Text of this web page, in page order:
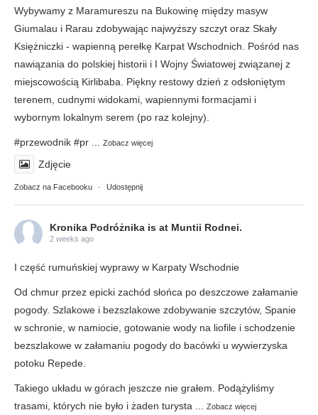
Wybywamy z Maramureszu na Bukowinę między masyw
Giumalau i Rarau zdobywając najwyższy szczyt oraz Skały
Księżniczki - wapienną perełkę Karpat Wschodnich. Pośród nas
nawiązania do polskiej historii i I Wojny Światowej związanej z
miejscowością Kirlibaba. Piękny restowy dzień z odsłoniętym
terenem, cudnymi widokami, wapiennymi formacjami i
wybornym lokalnym serem (po raz kolejny).
#przewodnik #pr Zobacz więcej
Zdjęcie
Zobacz na Facebooku · Udostępnij
Kronika Podróżnika is at Muntii Rodnei.
2 weeks ago
I część rumuńskiej wyprawy w Karpaty Wschodnie
Od chmur przez epicki zachód słońca po deszczowe załamanie
pogody. Szlakowe i bezszlakowe zdobywanie szczytów, Spanie
w schronie, w namiocie, gotowanie wody na liofile i schodzenie
bezszlakowe w załamaniu pogody do bacówki u wywierzyska
potoku Repede.
Takiego układu w górach jeszcze nie grałem. Podążyliśmy
trasami, których nie było i żaden turysta
Zobacz więcej